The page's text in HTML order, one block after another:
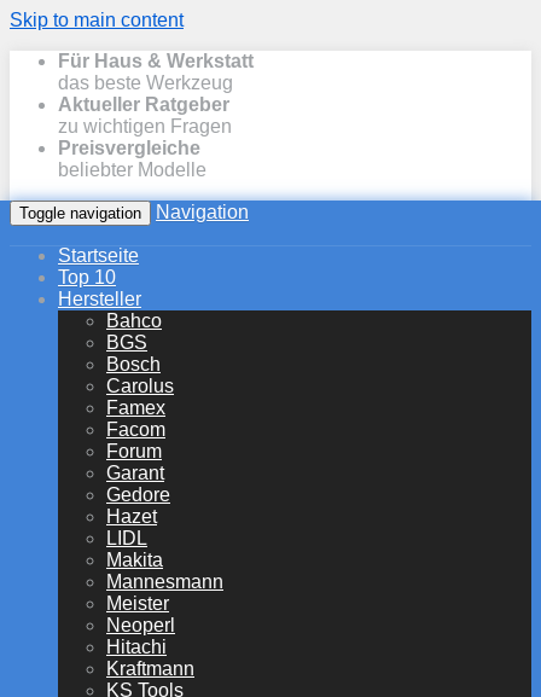
Skip to main content
Für Haus & Werkstatt
das beste Werkzeug
Aktueller Ratgeber
zu wichtigen Fragen
Preisvergleiche
beliebter Modelle
Toggle navigation Navigation
Startseite
Top 10
Hersteller
Bahco
BGS
Bosch
Carolus
Famex
Facom
Forum
Garant
Gedore
Hazet
LIDL
Makita
Mannesmann
Meister
Neoperl
Hitachi
Kraftmann
KS Tools